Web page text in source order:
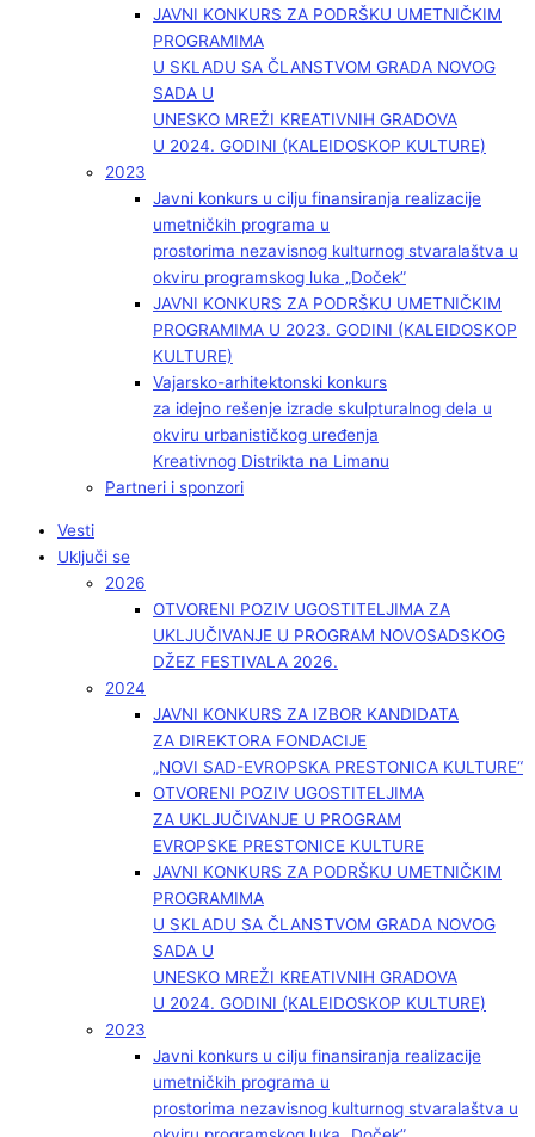
JAVNI KONKURS ZA PODRŠKU UMETNIČKIM
PROGRAMIMA
U SKLADU SA ČLANSTVOM GRADA NOVOG
SADA U
UNESKO MREŽI KREATIVNIH GRADOVA
U 2024. GODINI (KALEIDOSKOP KULTURE)
2023
Javni konkurs u cilju finansiranja realizacije
umetničkih programa u
prostorima nezavisnog kulturnog stvaralaštva u
okviru programskog luka „Doček”
JAVNI KONKURS ZA PODRŠKU UMETNIČKIM
PROGRAMIMA U 2023. GODINI (KALEIDOSKOP
KULTURE)
Vajarsko-arhitektonski konkurs
za idejno rešenje izrade skulpturalnog dela u
okviru urbanističkog uređenja
Kreativnog Distrikta na Limanu
Partneri i sponzori
Vesti
Uključi se
2026
OTVORENI POZIV UGOSTITELJIMA ZA
UKLJUČIVANJE U PROGRAM NOVOSADSKOG
DŽEZ FESTIVALA 2026.
2024
JAVNI KONKURS ZA IZBOR KANDIDATA
ZA DIREKTORA FONDACIJE
„NOVI SAD-EVROPSKA PRESTONICA KULTURE“
OTVORENI POZIV UGOSTITELJIMA
ZA UKLJUČIVANJE U PROGRAM
EVROPSKE PRESTONICE KULTURE
JAVNI KONKURS ZA PODRŠKU UMETNIČKIM
PROGRAMIMA
U SKLADU SA ČLANSTVOM GRADA NOVOG
SADA U
UNESKO MREŽI KREATIVNIH GRADOVA
U 2024. GODINI (KALEIDOSKOP KULTURE)
2023
Javni konkurs u cilju finansiranja realizacije
umetničkih programa u
prostorima nezavisnog kulturnog stvaralaštva u